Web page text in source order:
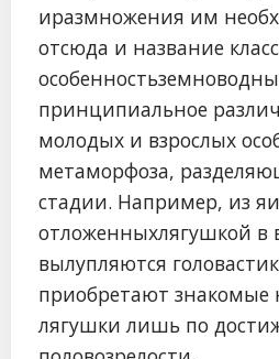
иразмножения им
отсюда и название
принципиальное
молодых и взрослых
метаморфоза,
стадии. Например, из
отложенныхлягушкой в
вылупляются
приобретают знакомые
лягушки лишь по